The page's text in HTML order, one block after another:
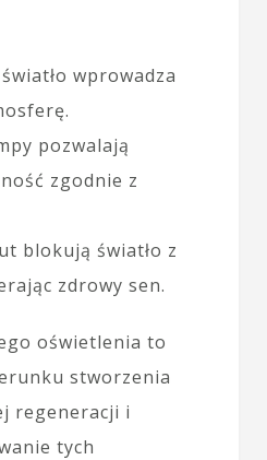
wprowadza
pozwalają
zgodnie z
blokują światło z
zdrowy sen.
oświetlenia to
stworzenia
regeneracji i
tych